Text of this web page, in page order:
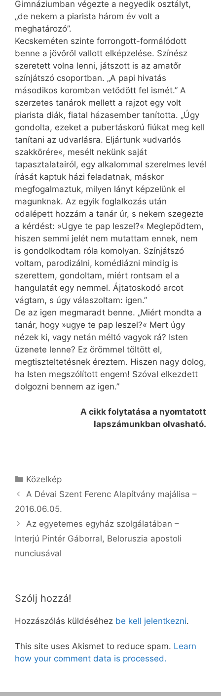
Gimnáziumban végezte a negyedik osztályt,
„de nekem a piarista három év volt a
meghatározó”.
Kecskeméten szinte forrongott-formálódott
benne a jövőről vallott elképzelése. Színész
szeretett volna lenni, játszott is az amatőr
színjátszó csoportban. „A papi hivatás
másodikos koromban vetődött fel ismét.” A
szerzetes tanárok mellett a rajzot egy volt
piarista diák, fiatal házasember tanította. „Úgy
gondolta, ezeket a pubertáskorú fiúkat meg kell
tanítani az udvarlásra. Eljártunk »udvarlós
szakkörére«, mesélt nekünk saját
tapasztalatairól, egy alkalommal szerelmes levél
írását kaptuk házi fel­adatnak, máskor
megfogalmaztuk, milyen lányt képzelünk el
magunknak. Az egyik foglalkozás után
odalépett hozzám a tanár úr, s nekem szegezte
a kérdést: »Ugye te pap leszel?« Meglepődtem,
hiszen semmi jelét nem mutattam ennek, nem
is gondolkodtam róla komolyan. Színjátszó
voltam, parodizálni, komédiázni mindig is
szerettem, gondoltam, miért rontsam el a
hangulatát egy nemmel. Ájtatoskodó arcot
vágtam, s úgy válaszoltam: igen.”
De az igen megmaradt benne. „Miért mondta a
tanár, hogy »ugye te pap leszel?« Mert úgy
nézek ki, vagy netán méltó vagyok rá? Isten
üzenete lenne? Ez örömmel töltött el,
megtiszteltetésnek éreztem. Hiszen nagy dolog,
ha Isten megszólított engem! Szóval elkezdett
dolgozni bennem az igen.”
A cikk folytatása a nyomtatott
lapszámunkban olvasható.
Kategória
Közelkép
A Dévai Szent Ferenc Alapítvány majálisa –
2016.06.05.
Az egyetemes egyház szolgálatában –
Interjú Pintér Gáborral, Beloruszia apostoli
nunciusával
Szólj hozzá!
Hozzászólás küldéséhez be kell jelentkezni.
This site uses Akismet to reduce spam. Learn
how your comment data is processed.